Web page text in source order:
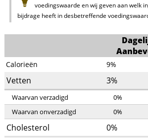
voedingswaarde en wij geven aan welk
bijdrage heeft in desbetreffende
Calorieën 9%
Vetten 3%
Waarvan verzadigd 0%
Waarvan onverzadigd
0%
Cholesterol 0%